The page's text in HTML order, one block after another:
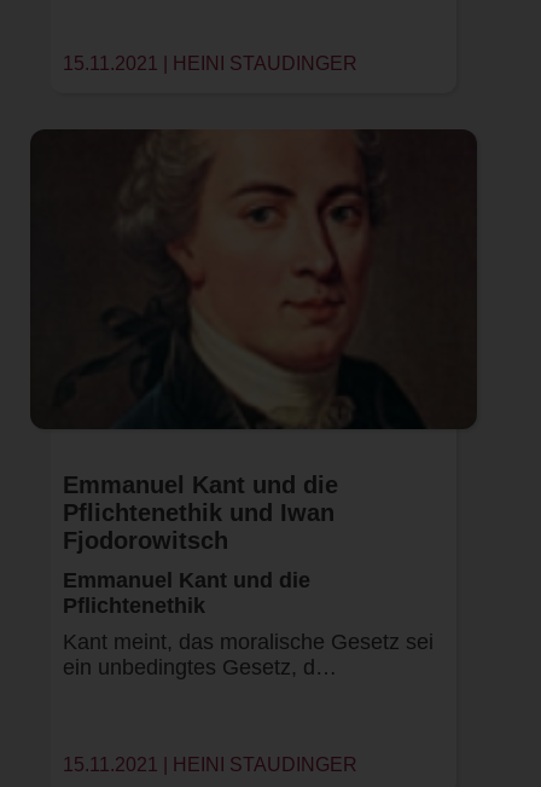
15.11.2021 | HEINI STAUDINGER
Emmanuel Kant und die
Pflichtenethik und Iwan
Fjodorowitsch
Emmanuel Kant und die
Pflichtenethik
Kant meint, das moralische Gesetz sei
ein unbedingtes Gesetz, d…
15.11.2021 | HEINI STAUDINGER